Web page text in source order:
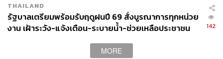
THAILAND
รัฐบาลเตรียมพร้อมรับฤดูฝนปี 69 สั่งบูรณาการทุกหน่วย
งาน เฝ้าระวัง-แจ้งเตือน-ระบายน้ำ-ช่วยเหลือประชาชน
142
MORE